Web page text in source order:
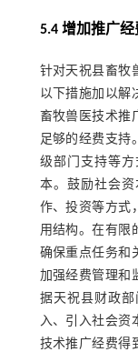
5.4 增加推广经
针对天祝县畜牧
以下措施加以解
畜牧兽医技术推
足够的经费支持
级部门支持等
本。鼓励社会
作、投资等方式
用结构。在有限
确保重点任务和
加强经费管理和
据天祝县财政
入、引入社会资
技术推广经费得